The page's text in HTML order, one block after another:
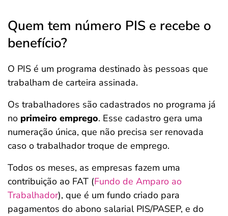
Quem tem número PIS e recebe o
benefício?
O PIS é um programa destinado às pessoas que
trabalham de carteira assinada.
Os trabalhadores são cadastrados no programa já
no primeiro emprego. Esse cadastro gera uma
numeração única, que não precisa ser renovada
caso o trabalhador troque de emprego.
Todos os meses, as empresas fazem uma
contribuição ao FAT (Fundo de Amparo ao
Trabalhador), que é um fundo criado para
pagamentos do abono salarial PIS/PASEP, e do